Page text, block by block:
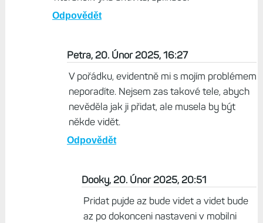
Odpovědět
Petra, 20. Únor 2025, 16:27
V pořádku, evidentně mi s mojím problémem
neporadíte. Nejsem zas takové tele, abych
nevěděla jak ji přidat, ale musela by být
někde vidět.
Odpovědět
Dooky, 20. Únor 2025, 20:51
Pridat pujde az bude videt a videt bude
az po dokonceni nastaveni v mobilni